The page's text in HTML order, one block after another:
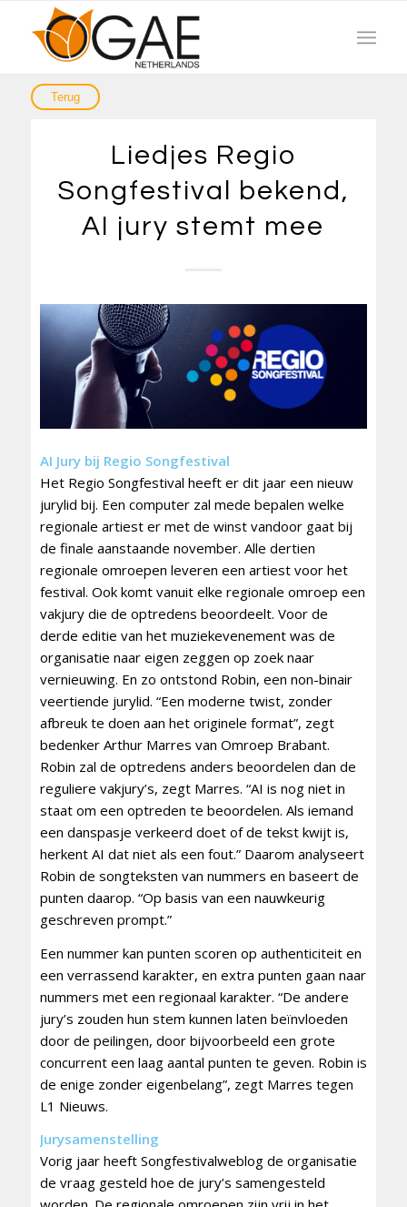
Liedjes Regio
Songfestival bekend,
AI jury stemt mee
AI Jury bij Regio Songfestival
Het Regio Songfestival heeft er dit jaar een nieuw
jurylid bij. Een computer zal mede bepalen welke
regionale artiest er met de winst vandoor gaat bij
de finale aanstaande november. Alle dertien
regionale omroepen leveren een artiest voor het
festival. Ook komt vanuit elke regionale omroep een
vakjury die de optredens beoordeelt. Voor de
derde editie van het muziekevenement was de
organisatie naar eigen zeggen op zoek naar
vernieuwing. En zo ontstond Robin, een non-binair
veertiende jurylid. “Een moderne twist, zonder
afbreuk te doen aan het originele format”, zegt
bedenker Arthur Marres van Omroep Brabant.
Robin zal de optredens anders beoordelen dan de
reguliere vakjury’s, zegt Marres. “AI is nog niet in
staat om een optreden te beoordelen. Als iemand
een danspasje verkeerd doet of de tekst kwijt is,
herkent AI dat niet als een fout.” Daarom analyseert
Robin de songteksten van nummers en baseert de
punten daarop. “Op basis van een nauwkeurig
geschreven prompt.”
Een nummer kan punten scoren op authenticiteit en
een verrassend karakter, en extra punten gaan naar
nummers met een regionaal karakter. “De andere
jury’s zouden hun stem kunnen laten beïnvloeden
door de peilingen, door bijvoorbeeld een grote
concurrent een laag aantal punten te geven. Robin is
de enige zonder eigenbelang”, zegt Marres tegen
L1 Nieuws.
Jurysamenstelling
Vorig jaar heeft Songfestivalweblog de organisatie
de vraag gesteld hoe de jury’s samengesteld